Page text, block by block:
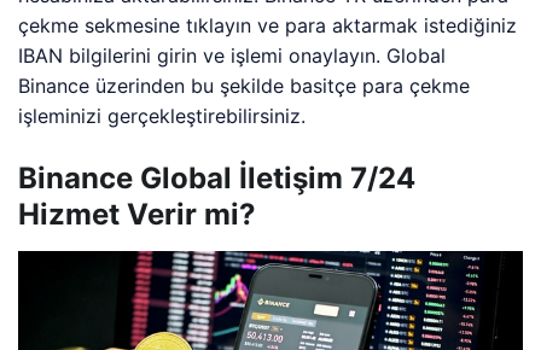
çekme sekmesine tıklayın ve para aktarmak istediğiniz
IBAN bilgilerini girin ve işlemi onaylayın. Global
Binance üzerinden bu şekilde basitçe para çekme
işleminizi gerçekleştirebilirsiniz.
Binance Global İletişim 7/24
Hizmet Verir mi?